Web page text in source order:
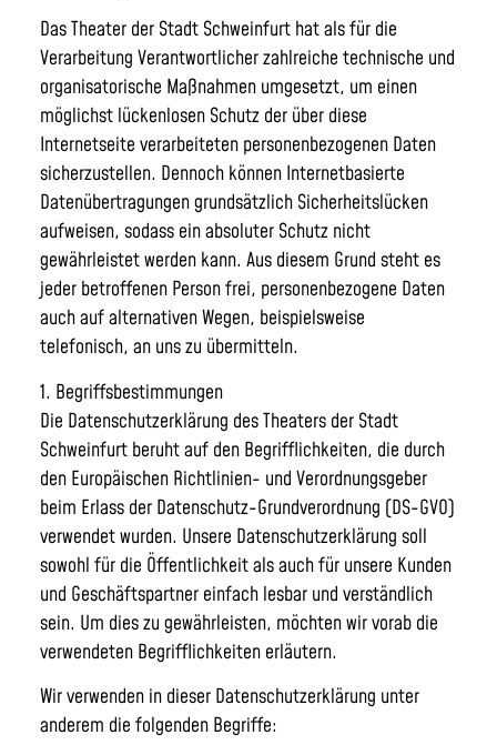
Das Theater der Stadt Schweinfurt hat als für die
Verarbeitung Verantwortlicher zahlreiche technische und
organisatorische Maßnahmen umgesetzt, um einen
möglichst lückenlosen Schutz der über diese
Internetseite verarbeiteten personenbezogenen Daten
sicherzustellen. Dennoch können Internetbasierte
Datenübertragungen grundsätzlich Sicherheitslücken
aufweisen, sodass ein absoluter Schutz nicht
gewährleistet werden kann. Aus diesem Grund steht es
jeder betroffenen Person frei, personenbezogene Daten
auch auf alternativen Wegen, beispielsweise
telefonisch, an uns zu übermitteln.
1. Begriffsbestimmungen
Die Datenschutzerklärung des Theaters der Stadt
Schweinfurt beruht auf den Begrifflichkeiten, die durch
den Europäischen Richtlinien- und Verordnungsgeber
beim Erlass der Datenschutz-Grundverordnung (DS-GVO)
verwendet wurden. Unsere Datenschutzerklärung soll
sowohl für die Öffentlichkeit als auch für unsere Kunden
und Geschäftspartner einfach lesbar und verständlich
sein. Um dies zu gewährleisten, möchten wir vorab die
verwendeten Begrifflichkeiten erläutern.
Wir verwenden in dieser Datenschutzerklärung unter
anderem die folgenden Begriffe: